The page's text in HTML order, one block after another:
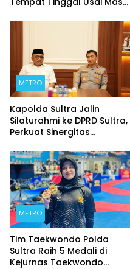
METRO
Kapolda Sultra Jalin
Silaturahmi ke DPRD Sultra,
Perkuat Sinergitas
Kemajuan Daerah
METRO
Tim Taekwondo Polda
Sultra Raih 5 Medali di
Kejurnas Taekwondo